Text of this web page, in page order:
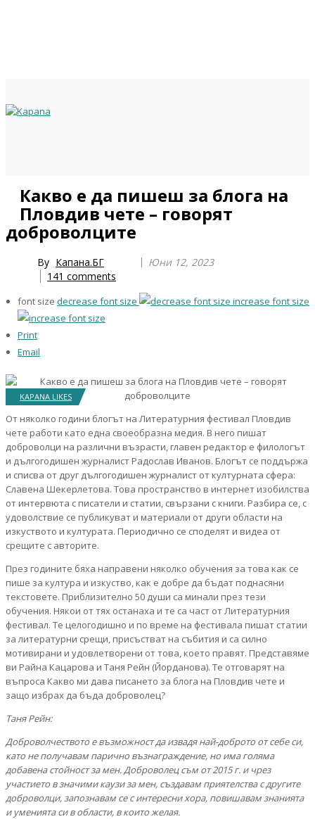
Какво е да пишеш за блога на
Пловдив чете – говорят
доброволците
By Капана.БГ
Юни 12, 2023
141 comments
font size decrease font size increase font size
Print
Email
KAPANA LIKES
От няколко години блогът на Литературния фестивал Пловдив
чете работи като една своеобразна медия. В него пишат
доброволци на различни възрасти, главен редактор е филологът
и дългогодишен журналист Радослав Иванов. Блогът се поддържа
и списва от друг дългогодишен журналист от културната сфера:
Славена Шекерлетова. Това пространство в интернет изобилства
от интервюта с писатели и статии, свързани с книги. Разбира се, с
удоволствие се публикуват и материали от други области на
изкуството и културата. Периодично се споделят и видеа от
срещите с авторите.
През годините бяха направени няколко обучения за това как се
пише за култура и изкуство, как е добре да бъдат поднасяни
текстовете. Приблизително 50 души са минали през тези
обучения. Някои от тях останаха и те са част от Литературния
фестивал. Те целогодишно и по време на фестивала пишат статии
за литературни срещи, присъстват на събития и са силно
мотивирани и удовлетворени от това, което правят. Представяме
ви Райна Кацарова и Таня Рейн (Йорданова). Те отговарят на
въпроса Какво ми дава писането за блога на Пловдив чете и
защо избрах да бъда доброволец?
Таня Рейн:
Доброволчеството е възможност да извадя най-доброто от себе си,
като не получавам парично възнаграждение, но има голяма
добавена стойност за мен. Доброволец съм от 2015 г. и чрез
участието в значими каузи за мен, създавам приятелства с другите
доброволци, запознавам се с интересни хора, повишавам знанията
и уменията си в области, в които желая.
Year
Month
Year
Month